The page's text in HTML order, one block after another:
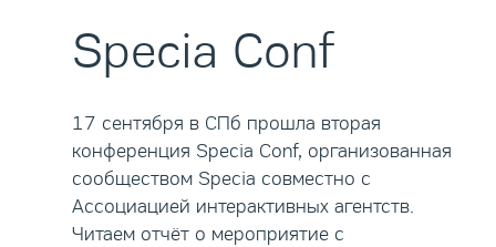
Specia Conf
17 сентября в СПб прошла вторая
конференция Specia Conf, организованная
сообществом Specia совместно с
Ассоциацией интерактивных агентств.
Читаем отчёт о мероприятие с